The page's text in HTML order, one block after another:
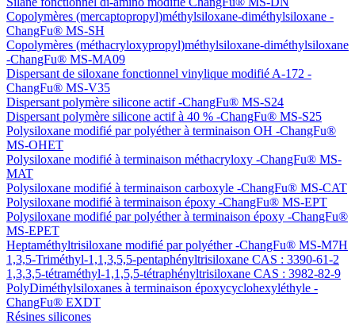
Copolymères (mercaptopropyl)méthylsiloxane-diméthylsiloxane -
ChangFu® MS-SH
Copolymères (méthacryloxypropyl)méthylsiloxane-diméthylsiloxane
-ChangFu® MS-MA09
Dispersant de siloxane fonctionnel vinylique modifié A-172 -
ChangFu® MS-V35
Dispersant polymère silicone actif -ChangFu® MS-S24
Dispersant polymère silicone actif à 40 % -ChangFu® MS-S25
Polysiloxane modifié par polyéther à terminaison OH -ChangFu®
MS-OHET
Polysiloxane modifié à terminaison méthacryloxy -ChangFu® MS-
MAT
Polysiloxane modifié à terminaison carboxyle -ChangFu® MS-CAT
Polysiloxane modifié à terminaison époxy -ChangFu® MS-EPT
Polysiloxane modifié par polyéther à terminaison époxy -ChangFu®
MS-EPET
Heptaméthyltrisiloxane modifié par polyéther -ChangFu® MS-M7H
1,3,5-Triméthyl-1,1,3,5,5-pentaphényltrisiloxane CAS : 3390-61-2
1,3,3,5-tétraméthyl-1,1,5,5-tétraphényltrisiloxane CAS : 3982-82-9
PolyDiméthylsiloxanes à terminaison époxycyclohexyléthyle -
ChangFu® EXDT
Résines silicones